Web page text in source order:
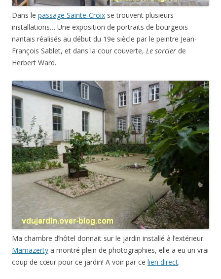
Dans le passage Sainte-Croix se trouvent plusieurs
installations… Une exposition de portraits de bourgeois
nantais réalisés au début du 19e siècle par le peintre Jean-
François Sablet, et dans la cour couverte, Le sorcier de
Herbert Ward.
Ma chambre d’hôtel donnait sur le jardin installé à l’extérieur.
Mamazerty a montré plein de photographies, elle a eu un vrai
coup de cœur pour ce jardin! A voir par ce lien direct.